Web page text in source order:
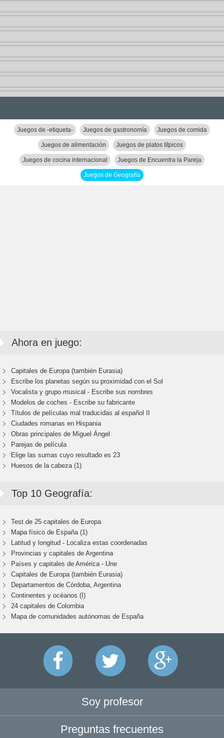
Juegos de -etiqueta- Juegos de gastronomía Juegos de comida
Juegos de alimentación Juegos de platos títpicos
Juegos de cocina internacional Juegos de Encuentra la Pareja
Juegos de Geografía
Ahora en juego:
Capitales de Europa (también Eurasia)
Escribe los planetas según su proximidad con el Sol
Vocalista y grupo musical - Escribe sus nombres
Modelos de coches - Escribe su fabricante
Títulos de películas mal traducidas al español II
Ciudades romanas en Hispania
Obras principales de Miguel Ángel
Parejas de película
Elige las sumas cuyo resultado es 23
Huesos de la cabeza (1)
Top 10 Geografía:
Test de 25 capitales de Europa
Mapa físico de España (1)
Latitud y longitud - Localiza estas coordenadas
Provincias y capitales de Argentina
Países y capitales de América - Une
Capitales de Europa (también Eurasia)
Departamentos de Córdoba, Argentina
Continentes y océanos (I)
24 capitales de Colombia
Mapa de comunidades autónomas de España
Soy profesor
Preguntas frecuentes